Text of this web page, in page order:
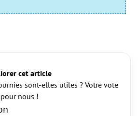
cet article
sont-elles utiles ? Votre vote
nous !